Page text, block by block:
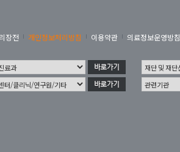
장전 개인정보처리방침 이용약관 의료정보운영방침